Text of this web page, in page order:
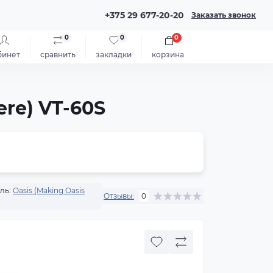
+375 29 677-20-20 Заказать звонок
сравнить
0
закладки
0
корзина
0
VT-60S
Oasis (Making Oasis
Отзывы: 0